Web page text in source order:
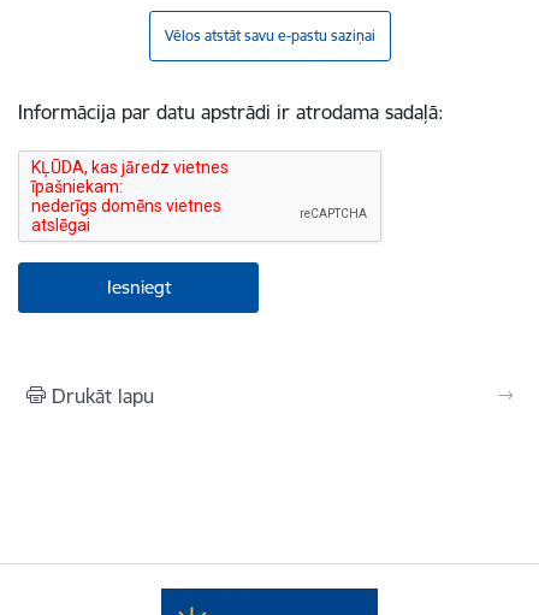
Vēlos atstāt savu e-pastu saziņai
Informācija par datu apstrādi ir atrodama sadaļā:
Drukāt lapu